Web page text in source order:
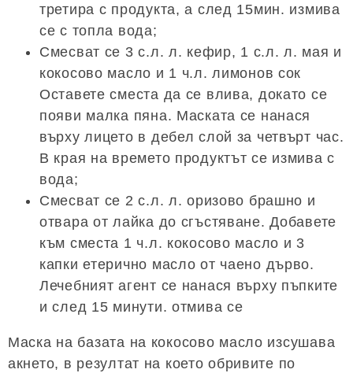
третира с продукта, а след 15мин. измива
се с топла вода;
Смесват се 3 с.л. л. кефир, 1 с.л. л. мая и
кокосово масло и 1 ч.л. лимонов сок
Оставете сместа да се влива, докато се
появи малка пяна. Маската се нанася
върху лицето в дебел слой за четвърт час.
В края на времето продуктът се измива с
вода;
Смесват се 2 с.л. л. оризово брашно и
отвара от лайка до сгъстяване. Добавете
към сместа 1 ч.л. кокосово масло и 3
капки етерично масло от чаено дърво.
Лечебният агент се нанася върху пъпките
и след 15 минути. отмива се
Маска на базата на кокосово масло изсушава
акнето, в резултат на което обривите по